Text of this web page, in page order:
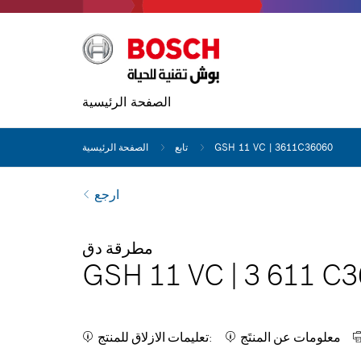
الصفحة الرئيسية
الصفحة الرئيسية تابع GSH 11 VC | 3611C36060
ارجع
مطرقة دق
GSH 11 VC | 3 611
تعليمات الازلاق للمنتج: معلومات عن المنتَج